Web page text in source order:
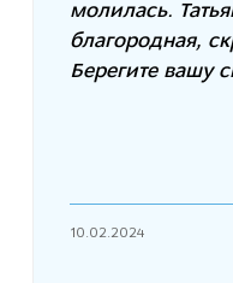
молилась.
благородная,
Берегите вашу
10.02.2024